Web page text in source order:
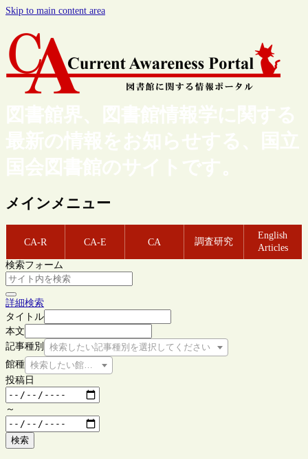
Skip to main content area
図書館界、図書館情報学に関する
最新の情報をお知らせする、国立
国会図書館のサイトです。
メインメニュー
CA-R CA-E CA 調査研究
English
Articles
検索フォーム
詳細検索
タイトル
本文
記事種別
検索したい記事種別を選択してください
館種 検索したい館種を選択してください
投稿日
～
検索